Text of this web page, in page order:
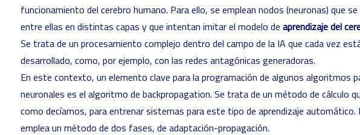
funcionamiento del cerebro humano. Para ello, se emplean nodos (neuronas) que
entre ellas en distintas capas y que intentan imitar el modelo de aprendizaje del
Se trata de un procesamiento complejo dentro del campo de la IA que cada vez
desarrollado, como, por ejemplo, con las redes antagónicas generadoras.
En este contexto, un elemento clave para la programación de algunos algoritmos
neuronales es el algoritmo de backpropagation. Se trata de un método de cálculo
como decíamos, para entrenar sistemas para este tipo de aprendizaje automático.
emplea un método de dos fases, de adaptación-propagación.